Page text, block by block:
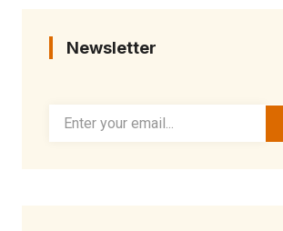
Newsletter